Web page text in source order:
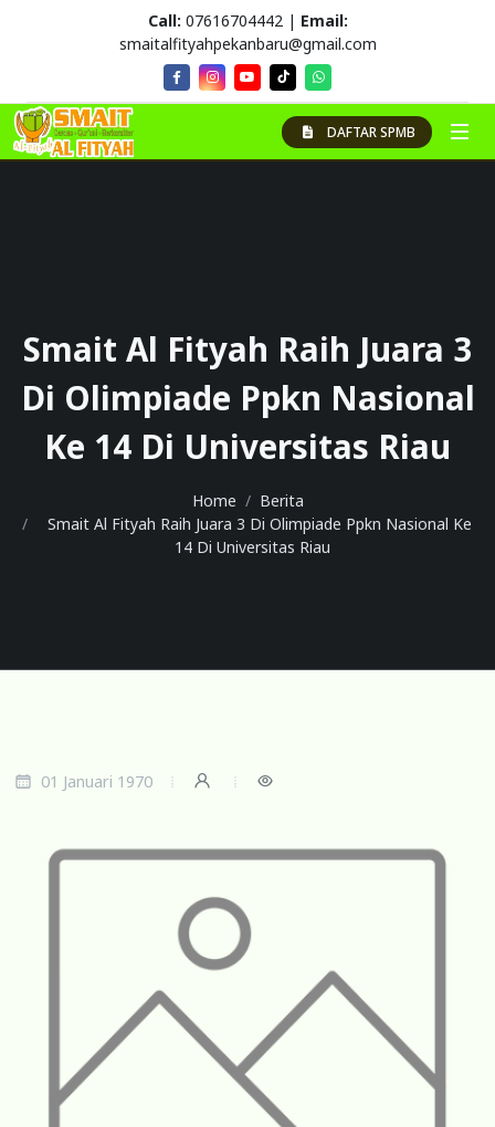
Call: 07616704442 | Email:
smaitalfityahpekanbaru@gmail.com
DAFTAR SPMB
Smait Al Fityah Raih Juara 3
Di Olimpiade Ppkn Nasional
Ke 14 Di Universitas Riau
Home
Berita
Smait Al Fityah Raih Juara 3 Di Olimpiade Ppkn Nasional Ke
14 Di Universitas Riau
01 Januari 1970